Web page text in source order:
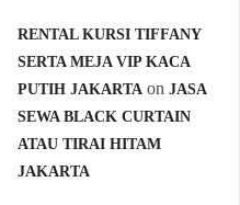
RENTAL KURSI TIFFANY
SERTA MEJA VIP KACA
PUTIH JAKARTA onJASA
SEWA BLACK CURTAIN
ATAU TIRAI HITAM
JAKARTA